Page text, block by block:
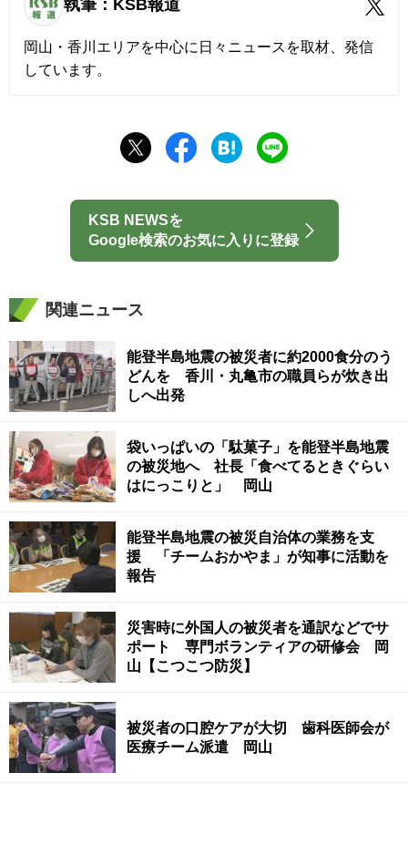
執筆：KSB報道
岡山・香川エリアを中心に日々ニュースを取材、発信
しています。
KSB NEWSを
Google検索のお気に入りに登録
関連ニュース
能登半島地震の被災者に約2000食分のう
どんを 香川・丸亀市の職員らが炊き出
しへ出発
袋いっぱいの「駄菓子」を能登半島地震
の被災地へ 社長「食べてるときぐらい
はにっこりと」 岡山
能登半島地震の被災自治体の業務を支
援 「チームおかやま」が知事に活動を
報告
災害時に外国人の被災者を通訳などでサ
ポート 専門ボランティアの研修会 岡
山【こつこつ防災】
被災者の口腔ケアが大切 歯科医師会が
医療チーム派遣 岡山